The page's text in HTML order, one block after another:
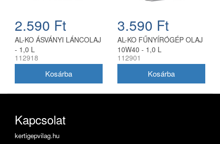
2.590 Ft
AL-KO ÁSVÁNYI LÁNCOLAJ
- 1,0 L
112918
3.590 Ft
AL-KO FŰNYÍRÓGÉP OLAJ
10W40 - 1,0 L
112901
Kapcsolat
kertigepvilag.hu